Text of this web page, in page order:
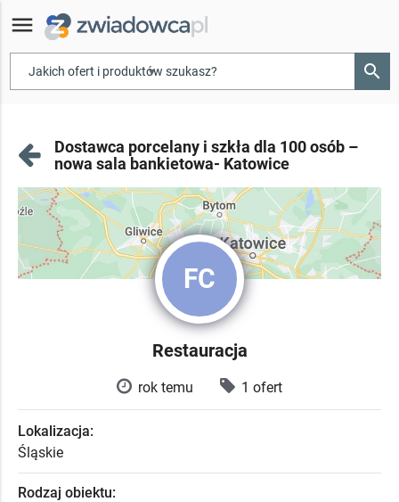
menu
▾ search
Dostawca porcelany i szkła dla 100 osób –
nowa sala bankietowa- Katowice
FC
Restauracja
rok temu 1 ofert
Lokalizacja:
Śląskie
Rodzaj obiektu: